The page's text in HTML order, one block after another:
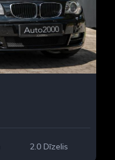
2.0 Dīzelis